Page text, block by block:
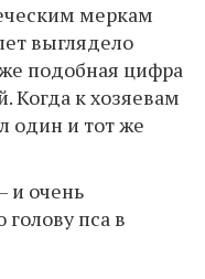
меркам
выглядело
подобная цифра
Когда к хозяевам
один и тот же
и очень
пса в